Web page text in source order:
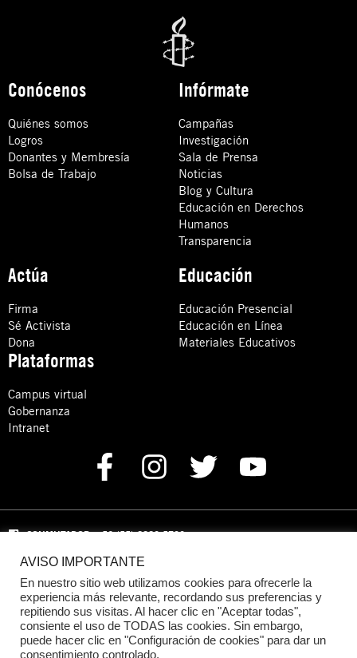
Conócenos
Quiénes somos
Logros
Donantes y Membresía
Bolsa de Trabajo
Infórmate
Campañas
Investigación
Sala de Prensa
Noticias
Blog y Cultura
Educación en Derechos
Humanos
Transparencia
Actúa
Firma
Sé Activista
Dona
Educación
Educación Presencial
Educación en Línea
Materiales Educativos
Plataformas
Campus virtual
Gobernanza
Intranet
CONMUTADOR: +52 (55) 8880 5730
Domicilio: Calle Hércules 13,
Benito Juárez, C.P. 03940 Ciudad de México, CDMX
DONACIONES:+52 +52 (55) 8880 5755
© 2024 Amnistía Internacional México
AVISO IMPORTANTE
En nuestro sitio web utilizamos cookies para ofrecerle la
experiencia más relevante, recordando sus preferencias y
repitiendo sus visitas. Al hacer clic en "Aceptar todas",
consiente el uso de TODAS las cookies. Sin embargo,
puede hacer clic en "Configuración de cookies" para dar un
consentimiento controlado.